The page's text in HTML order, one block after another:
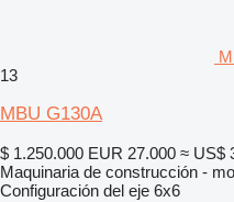
13
MBU G130A
$ 1.250.000 EUR 27.000 ≈ US$
Maquinaria de construcción -
Configuración del eje 6x6